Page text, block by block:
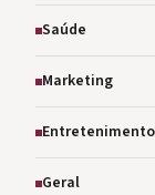
Saúde
Marketing
Entretenimento
Geral